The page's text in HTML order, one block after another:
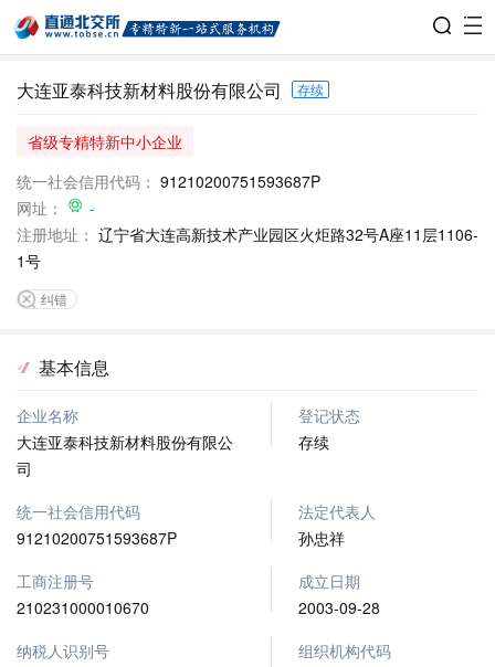
大连亚泰科技新材料股份有限公司 存续
省级专精特新中小企业
统一社会信用代码： 91210200751593687P
网址：
-
注册地址： 辽宁省大连高新技术产业园区火炬路32号A座11层1106-
1号
纠错
基本信息
企业名称
大连亚泰科技新材料股份有限公
司
登记状态
存续
统一社会信用代码
91210200751593687P
法定代表人
孙忠祥
工商注册号
210231000010670
成立日期
2003-09-28
纳税人识别号
组织机构代码